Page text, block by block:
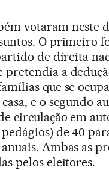
votaram neste
O primeiro
de direita
pretendia a
que se
e o segundo
circulação em
de 40
Ambas as
pelos eleitores.